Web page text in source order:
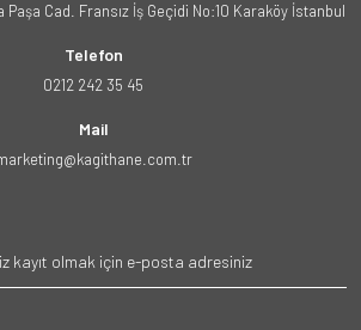
Cad. Fransız İş Geçidi No:10 Karaköy İstanbul
Telefon
0212 242 35 45
Mail